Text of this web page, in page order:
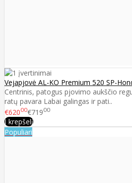
Vejapjovė AL-KO Premium 520 SP-
Centrinis, patogus pjovimo aukščio
ratų pavara Labai galingas ir pati..
€62000€71900
Į krepšelį
Populiari